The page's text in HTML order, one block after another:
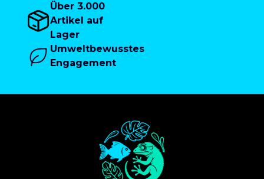
Über 3.000
Artikel auf
Lager
Umweltbewusstes
Engagement